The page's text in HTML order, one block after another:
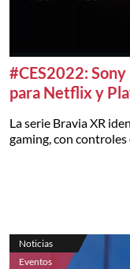
#CES2022:
para Netflix y
La serie Bravia XR
gaming, con
Noticias
Eventos